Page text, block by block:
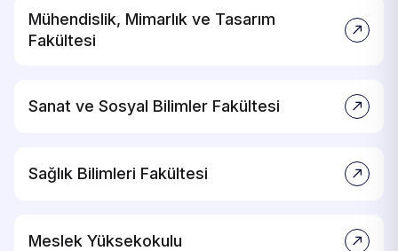
Mühendislik, Mimarlık ve Tasarım
Fakültesi
Sanat ve Sosyal Bilimler Fakültesi
Sağlık Bilimleri Fakültesi
Meslek Yüksekokulu